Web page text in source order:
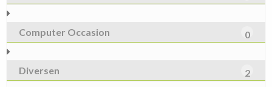
Computer Occasion 0
Diversen 2